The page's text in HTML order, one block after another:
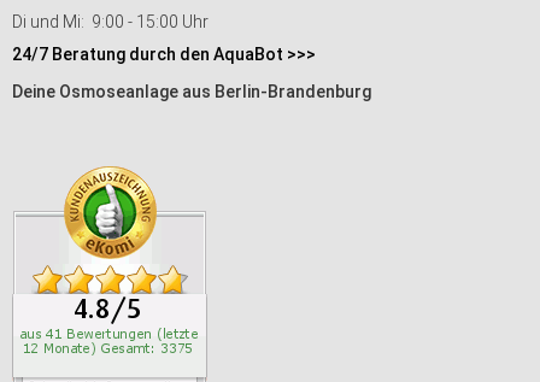
Di und Mi: 9:00 - 15:00 Uhr
24/7 Beratung durch den AquaBot >>>
Deine Osmoseanlage aus Berlin-Brandenburg